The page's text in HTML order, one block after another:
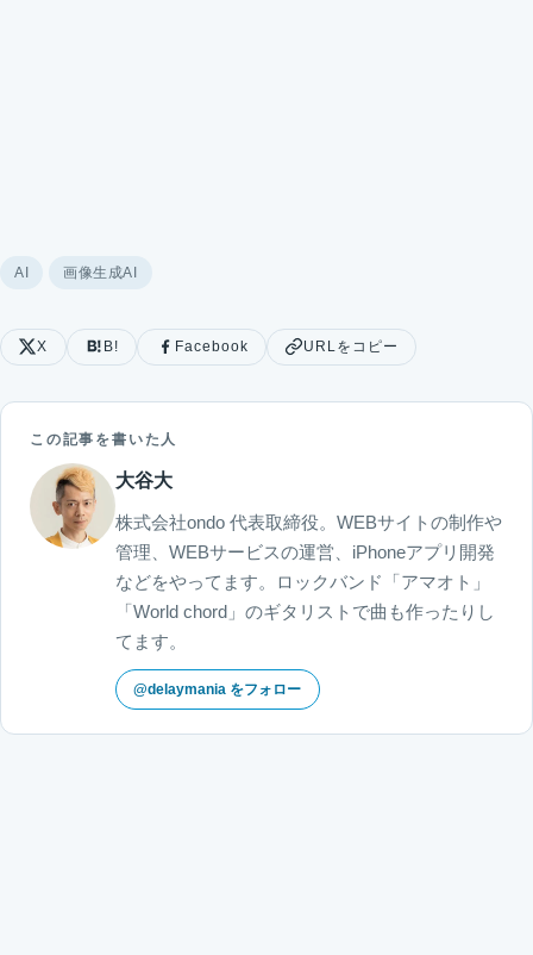
AI 画像生成AI
X B! Facebook URLをコピー
この記事を書いた人
大谷大
株式会社ondo 代表取締役。WEBサイトの制作や
管理、WEBサービスの運営、iPhoneアプリ開発
などをやってます。ロックバンド「アマオト」
「World chord」のギタリストで曲も作ったりし
てます。
@delaymania をフォロー